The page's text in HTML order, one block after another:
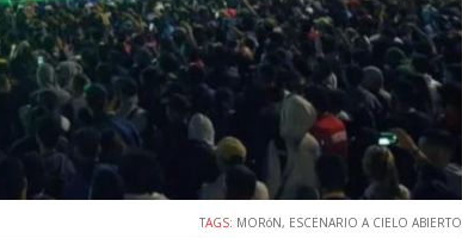
TAGS: MORóN, ESCENARIO A CIELO ABIERTO